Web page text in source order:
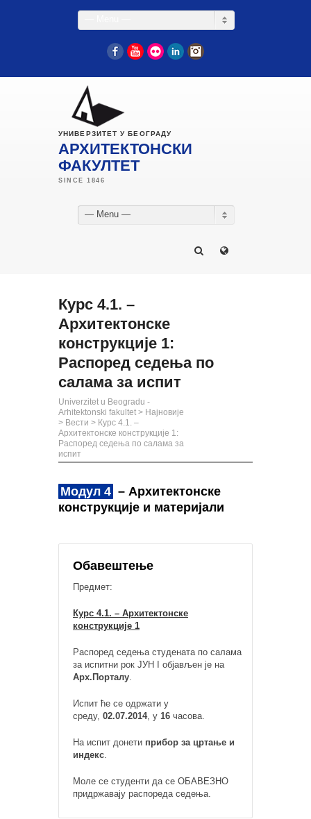
FacebookYouTube
Flickr LinkedIn
УНИВЕРЗИТЕТ У БЕОГРАДУ
АРХИТЕКТОНСКИ
ФАКУЛТЕТ
— Menu —
Курс 4.1. –
Архитектонске
конструкције 1:
Распоред седења по
салама за испит
Univerzitet u Beogradu -
Arhitektonski fakultet > Најновије
> Вести > Курс 4.1. –
Архитектонске конструкције 1:
Распоред седења по салама за
испит
Модул 4 – Архитектонске
конструкције и материјали
Обавештење
Предмет:
Курс 4.1. – Архитектонске
конструкције 1
Распоред седења студената по салама
за испитни рок ЈУН I објављен је на
Арх.Порталу.
Испит ће се одржати у
среду, 02.07.2014, у 16 часова.
На испит донети прибор за цртање и
индекс.
Моле се студенти да се ОБАВЕЗНО
придржавају распореда седења.